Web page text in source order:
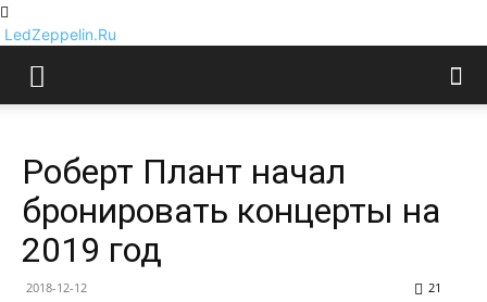
LedZeppelin.Ru
Роберт Плант начал
бронировать концерты на
2019 год
2018-12-12 21